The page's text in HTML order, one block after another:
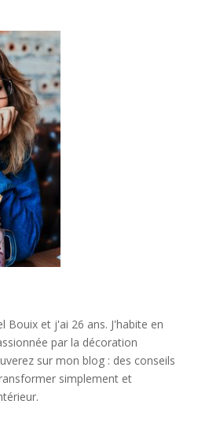
Bouix et j'ai 26 ans. J'habite en
par la décoration
sur mon blog : des conseils
simplement et